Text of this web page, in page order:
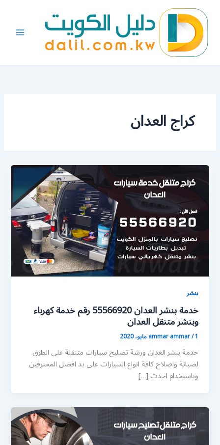
المحتوى
كراج العدان
بنشر
خدمة بنشر العدان 55566920 رقم خدمة كهرباء
وبنشر متنقل العدان
ammar ammar/1 مايو، 2020
خدمة بنشر العدان ورشة تصليح سيارات متنقلة على الطرق
لصيانة واصلاح كافة انواع السيارات على يد افضل المحترفين
وباستخدام احدث […]